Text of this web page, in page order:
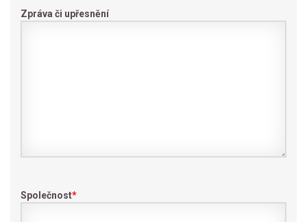
Zpráva či upřesnění
Společnost*